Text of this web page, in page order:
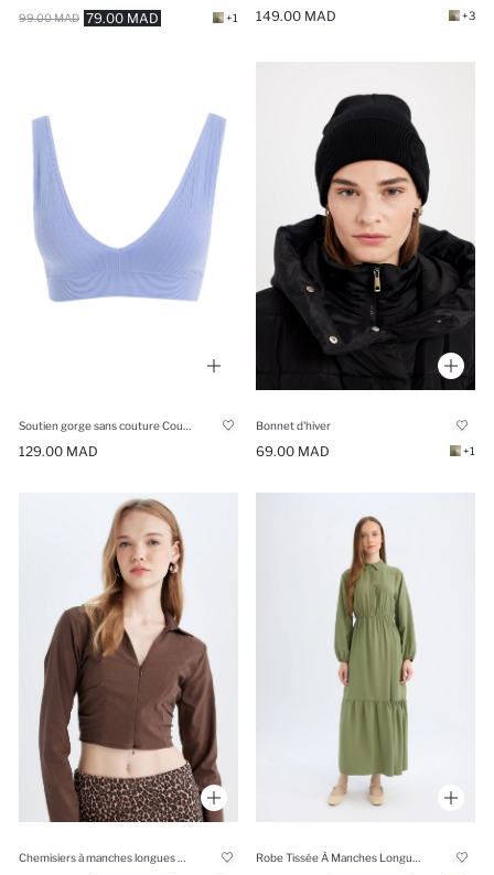
79.00 MAD
99.00 MAD +1 149.00 MAD +3
129.00 MAD
Bonnet d'hiver
69.00 MAD +1